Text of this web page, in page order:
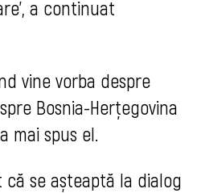
a continuat
vine vorba despre
Bosnia-Herțegovina
mai spus el.
se așteaptă la dialog